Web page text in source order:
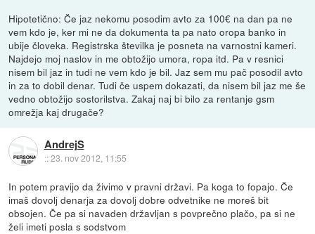
Hipotetično: Če jaz nekomu posodim avto za 100€ na dan pa ne
vem kdo je, ker mi ne da dokumenta ta pa nato oropa banko in
ubije človeka. Registrska številka je posneta na varnostni kameri.
Najdejo moj naslov in me obtožijo umora, ropa itd. Pa v resnici
nisem bil jaz in tudi ne vem kdo je bil. Jaz sem mu pač posodil avto
in za to dobil denar. Tudi če uspem dokazati, da nisem bil jaz me še
vedno obtožijo sostorilstva. Zakaj naj bi bilo za rentanje gsm
omrežja kaj drugače?
AndrejS
::23. nov 2012, 11:55
In potem pravijo da živimo v pravni državi. Pa koga to fopajo. Če
imaš dovolj denarja za dovolj dobre odvetnike ne moreš bit
obsojen. Če pa si navaden državljan s povprečno plačo, pa si ne
želi imeti posla s sodstvom